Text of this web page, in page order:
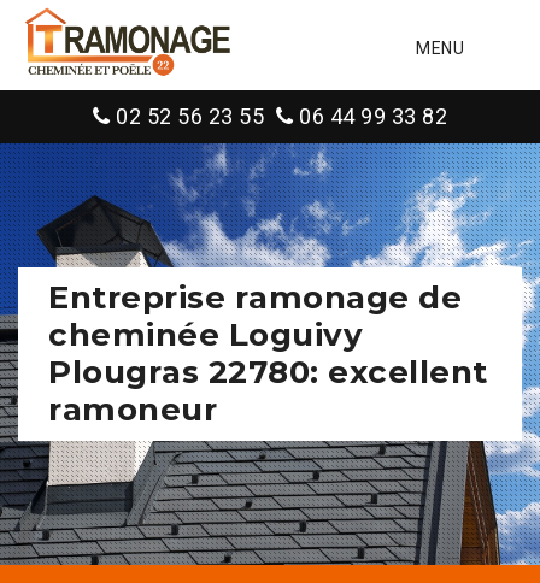
MENU
02 52 56 23 55 06 44 99 33 82
Entreprise ramonage de
cheminée Loguivy
Plougras 22780: excellent
ramoneur